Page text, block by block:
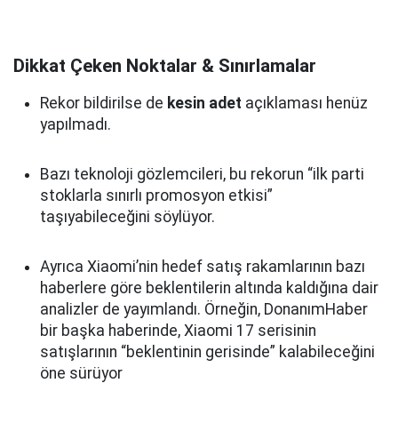
Dikkat Çeken Noktalar & Sınırlamalar
Rekor bildirilse de kesin adet açıklaması henüz
yapılmadı.
Bazı teknoloji gözlemcileri, bu rekorun “ilk parti
stoklarla sınırlı promosyon etkisi”
taşıyabileceğini söylüyor.
Ayrıca Xiaomi’nin hedef satış rakamlarının bazı
haberlere göre beklentilerin altında kaldığına dair
analizler de yayımlandı. Örneğin, DonanımHaber
bir başka haberinde, Xiaomi 17 serisinin
satışlarının “beklentinin gerisinde” kalabileceğini
öne sürüyor